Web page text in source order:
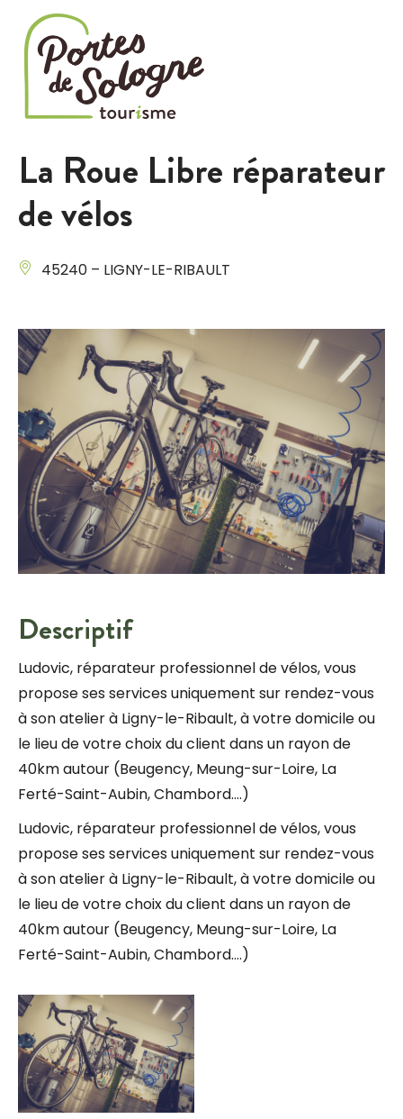
La Roue Libre réparateur
de vélos
45240 – LIGNY-LE-RIBAULT
Descriptif
Ludovic, réparateur professionnel de vélos, vous
propose ses services uniquement sur rendez-vous
à son atelier à Ligny-le-Ribault, à votre domicile ou
le lieu de votre choix du client dans un rayon de
40km autour (Beugency, Meung-sur-Loire, La
Ferté-Saint-Aubin, Chambord….)
Ludovic, réparateur professionnel de vélos, vous
propose ses services uniquement sur rendez-vous
à son atelier à Ligny-le-Ribault, à votre domicile ou
le lieu de votre choix du client dans un rayon de
40km autour (Beugency, Meung-sur-Loire, La
Ferté-Saint-Aubin, Chambord….)